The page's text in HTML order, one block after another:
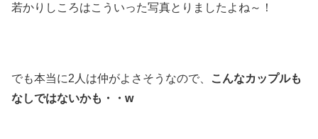
若かりしころはこういった写真とりましたよね～！
でも本当に2人は仲がよさそうなので、
こんなカップルも
なしではないかも・・w